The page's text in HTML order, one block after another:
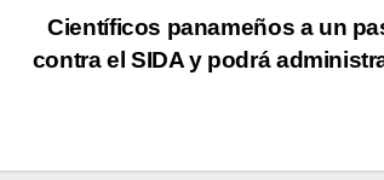
Científicos panameños a un
contra el SIDA y podrá